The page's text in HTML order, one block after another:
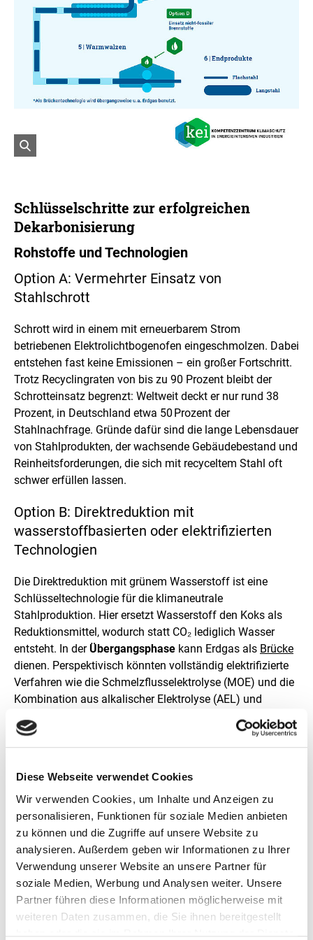
Diese Webseite verwendet Cookies
Wir verwenden Cookies, um Inhalte und Anzeigen zu
personalisieren, Funktionen für soziale Medien anbieten
zu können und die Zugriffe auf unsere Website zu
analysieren. Außerdem geben wir Informationen zu Ihrer
Verwendung unserer Website an unsere Partner für
soziale Medien, Werbung und Analysen weiter. Unsere
Partner führen diese Informationen möglicherweise mit
weiteren Daten zusammen, die Sie ihnen bereitgestellt
n
e
t
i
d
i
e
i
n
e
r
v
e
r
g
r
ß
e
t
n
D
r
s
t
e
l
u
n
g
Schlüsselschritte zur erfolgreichen
Dekarbonisierung
Rohstoffe und Technologien
Option A: Vermehrter Einsatz von
Stahlschrott
Schrott wird in einem mit erneuerbarem Strom
betriebenen Elektrolichtbogenofen eingeschmolzen. Dabei
entstehen fast keine Emissionen – ein großer Fortschritt.
Trotz Recyclingraten von bis zu 90 Prozent bleibt der
Schrotteinsatz begrenzt: Weltweit deckt er nur rund 38
Prozent, in Deutschland etwa 50 Prozent der
Stahlnachfrage. Gründe dafür sind die lange Lebensdauer
von Stahlprodukten, der wachsende Gebäudebestand und
Reinheitsforderungen, die sich mit recyceltem Stahl oft
schwer erfüllen lassen.
Option B: Direktreduktion mit
wasserstoffbasierten oder elektrifizierten
Technologien
Die Direktreduktion mit grünem Wasserstoff ist eine
Schlüsseltechnologie für die klimaneutrale
Stahlproduktion. Hier ersetzt Wasserstoff den Koks als
Reduktionsmittel, wodurch statt CO₂ lediglich Wasser
entsteht. In derÜbergangsphase kann Erdgas als Brücke
dienen. Perspektivisch könnten vollständig elektrifizierte
Verfahren wie die Schmelzflusselektrolyse (MOE) und die
Kombination aus alkalischer Elektrolyse (AEL) und
Elektrolichtbogenofen (EAF) die Industrie prägen. Derzeit
sind diese Technologien jedoch noch nicht großtechnisch
einsetzbar.
Energieträger
Option C: Klimaneutrale Stromversorgung
Ein entscheidender Schritt, um Emissionen zu senken, ist
der Umstieg auf erneuerbare Energien für die
Stromversorgung der Anlagen. Windkraft, Solarenergie
und andere nachhaltige Energiequellen können den
Strombedarf in der Stahlproduktion decken und die
energiebedingten Emissionen deutlich verringern. Eine